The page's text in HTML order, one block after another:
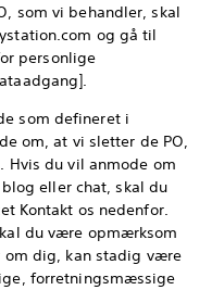
som vi behandler, skal
og gå til
personlige
som defineret i
om, at vi sletter de PO,
du vil anmode om
eller chat, skal du
Kontakt os nedenfor.
du være opmærksom
om dig, kan stadig være
forretningsmæssige